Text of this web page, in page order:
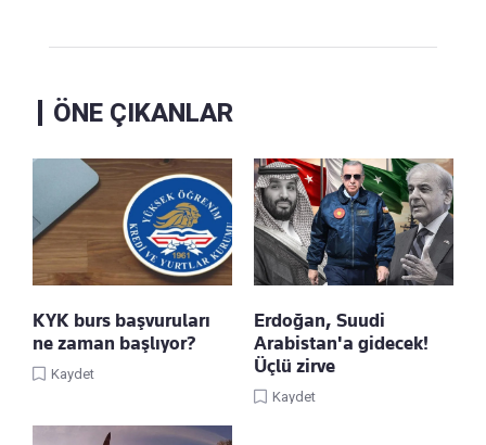
ÖNE ÇIKANLAR
KYK burs başvuruları
ne zaman başlıyor?
Kaydet
Erdoğan, Suudi
Arabistan'a gidecek!
Üçlü zirve
Kaydet